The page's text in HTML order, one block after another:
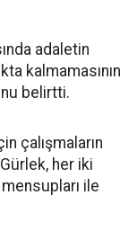
adaletin
kalmamasının
belirtti.
çalışmaların
her iki
ile